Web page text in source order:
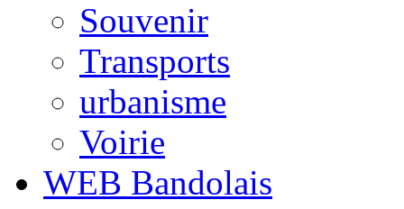
Souvenir
Transports
urbanisme
Voirie
WEB Bandolais